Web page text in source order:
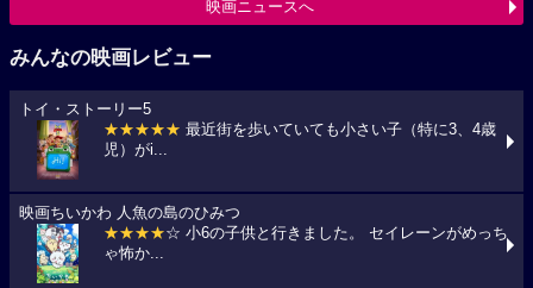
映画ニュースへ
みんなの映画レビュー
トイ・ストーリー5
★★★★★ 最近街を歩いていても小さい子（特に3、4歳
児）がi...
映画ちいかわ 人魚の島のひみつ
★★★★☆ 小6の子供と行きました。 セイレーンがめっち
ゃ怖か...